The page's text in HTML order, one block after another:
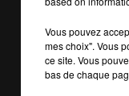
Vous pouvez
mes choix". Vous
ce site. Vous
bas de chaque